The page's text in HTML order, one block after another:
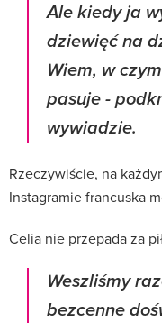
Ale kiedy ja
dziewięć na
Wiem, w
pasuje -
wywiadzie.
Rzeczywiście, na
Instagramie francuska
Celia nie przepada za
Weszliśmy
bezcenne